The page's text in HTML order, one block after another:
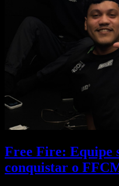
Free Fire: Equipe
conquistar o